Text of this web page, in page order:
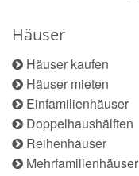
Häuser
Häuser kaufen
Häuser mieten
Einfamilienhäuser
Doppelhaushälften
Reihenhäuser
Mehrfamilienhäuser